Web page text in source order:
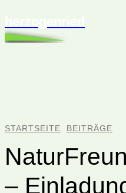
STARTSEITE BEITRÄGE
–